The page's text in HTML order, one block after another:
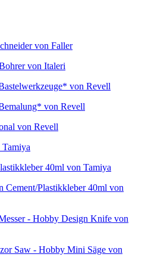
von Faller
von Italeri
von Revell
von Revell
von Revell
40ml von Tamiya
Cement/Plastikkleber 40ml von
- Hobby Design Knife von
Saw - Hobby Mini Säge von